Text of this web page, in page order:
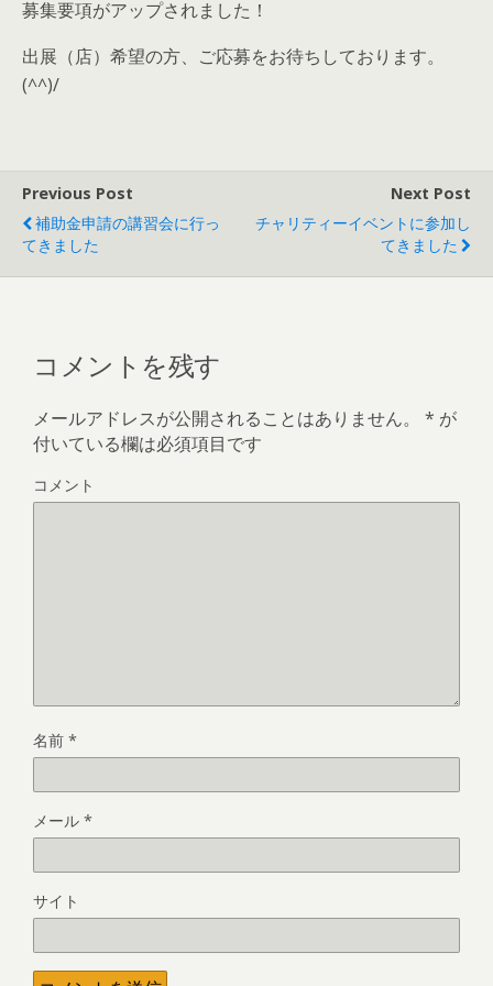
募集要項がアップされました！
出展（店）希望の方、ご応募をお待ちしております。
(^^)/
Previous Post
補助金申請の講習会に行っ
てきました
Next Post
チャリティーイベントに参加し
てきました
コメントを残す
メールアドレスが公開されることはありません。 * が
付いている欄は必須項目です
コメント
名前 *
メール *
サイト